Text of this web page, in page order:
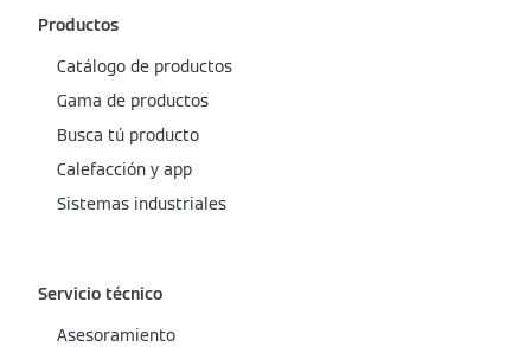
Productos
Catálogo de productos
Gama de productos
Busca tú producto
Calefacción y app
Sistemas industriales
Servicio técnico
Asesoramiento